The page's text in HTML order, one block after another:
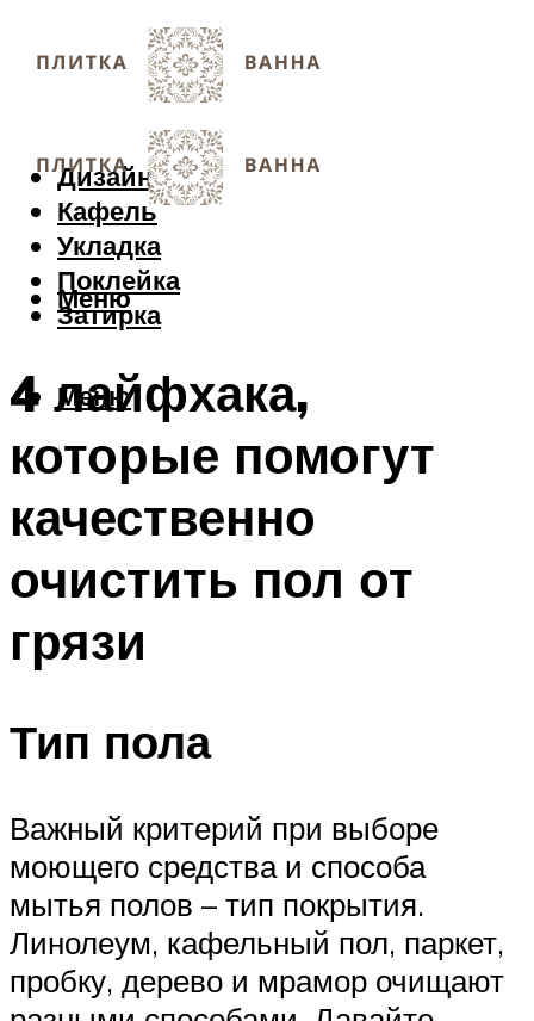
Дизайн
Кафель
Укладка
Поклейка
Затирка
Меню
Меню
4 лайфхака,
которые помогут
качественно
очистить пол от
грязи
Тип пола
Важный критерий при выборе
моющего средства и способа
мытья полов – тип покрытия.
Линолеум, кафельный пол, паркет,
пробку, дерево и мрамор очищают